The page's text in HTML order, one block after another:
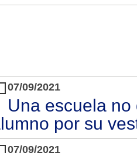
07/09/2021
Una escuela
por su
07/09/2021